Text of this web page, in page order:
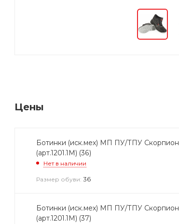
Цены
Ботинки (иск.мех) МП ПУ/ТПУ Скорпион
(арт.1201.1М) (36)
Нет в наличии
Размер обуви: 36
Ботинки (иск.мех) МП ПУ/ТПУ Скорпион
(арт.1201.1М) (37)